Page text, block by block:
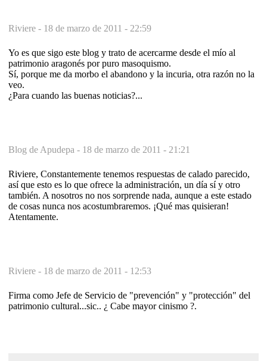
Riviere - 18 de marzo de 2011 - 22:59
Yo es que sigo este blog y trato de acercarme desde el mío al
patrimonio aragonés por puro masoquismo.
Sí, porque me da morbo el abandono y la incuria, otra razón no la
veo.
¿Para cuando las buenas noticias?...
Blog de Apudepa - 18 de marzo de 2011 - 21:21
Riviere, Constantemente tenemos respuestas de calado parecido,
así que esto es lo que ofrece la administración, un día sí y otro
también. A nosotros no nos sorprende nada, aunque a este estado
de cosas nunca nos acostumbraremos. ¡Qué mas quisieran!
Atentamente.
Riviere - 18 de marzo de 2011 - 12:53
Firma como Jefe de Servicio de "prevención" y "protección" del
patrimonio cultural...sic.. ¿ Cabe mayor cinismo ?.